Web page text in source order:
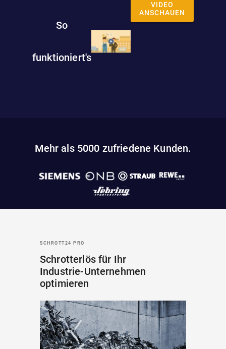
So
funktioniert's
VIDEO
ANSCHAUEN
Mehr als 5000 zufriedene Kunden.
SCHROTT24 PRO
Schrotterlös für Ihr
Industrie-Unternehmen
optimieren